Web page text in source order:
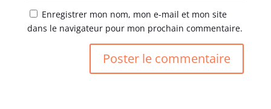
Enregistrer mon nom, mon e-mail et mon site
dans le navigateur pour mon prochain commentaire.